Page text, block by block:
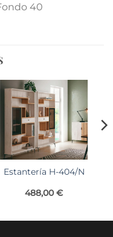
40
Estantería H-404/N
488,00€